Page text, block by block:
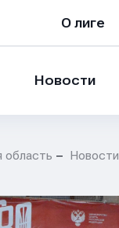
О лиге
Новости
область Новости